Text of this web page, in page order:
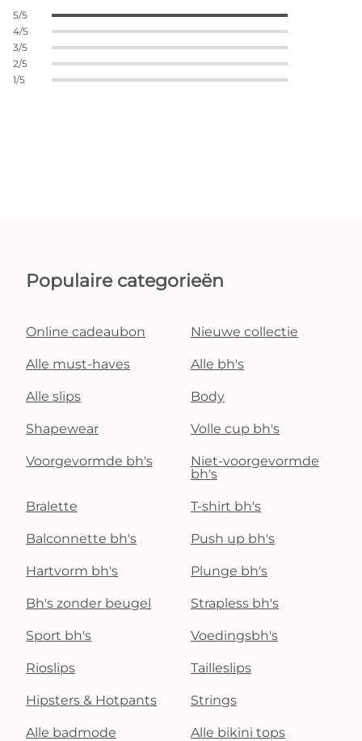
5/5
4/5
3/5
2/5
1/5
Populaire categorieën
Online cadeaubon Nieuwe collectie
Alle must-haves Alle bh's
Alle slips Body
Shapewear Volle cup bh's
Voorgevormde bh's
Niet-voorgevormde
bh's
Bralette T-shirt bh's
Balconnette bh's Push up bh's
Hartvorm bh's Plunge bh's
Bh's zonder beugel Strapless bh's
Sport bh's Voedingsbh's
Rioslips Tailleslips
Hipsters & Hotpants Strings
Alle badmode Alle bikini tops